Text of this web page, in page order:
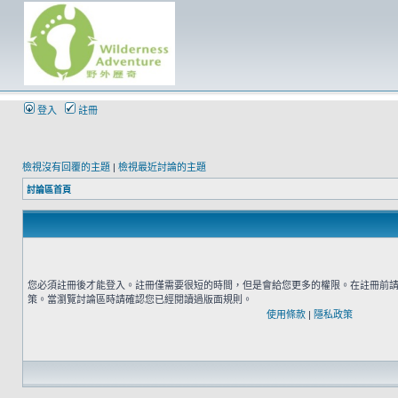
登入 註冊
檢視沒有回覆的主題 | 檢視最近討論的主題
討論區首頁
您必須註冊後才能登入。註冊僅需要很短的時間，但是會給您更多的權限。在註冊前
策。當瀏覽討論區時請確認您已經閱讀過版面規則。
使用條款 | 隱私政策